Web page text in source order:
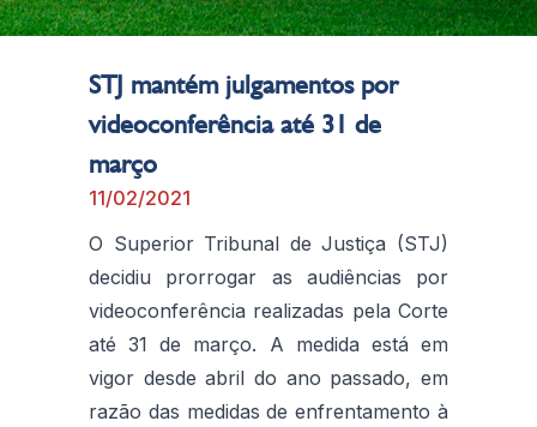
STJ mantém julgamentos por
videoconferência até 31 de
março
11/02/2021
O Superior Tribunal de Justiça (STJ)
decidiu prorrogar as audiências por
videoconferência realizadas pela Corte
até 31 de março. A medida está em
vigor desde abril do ano passado, em
razão das medidas de enfrentamento à